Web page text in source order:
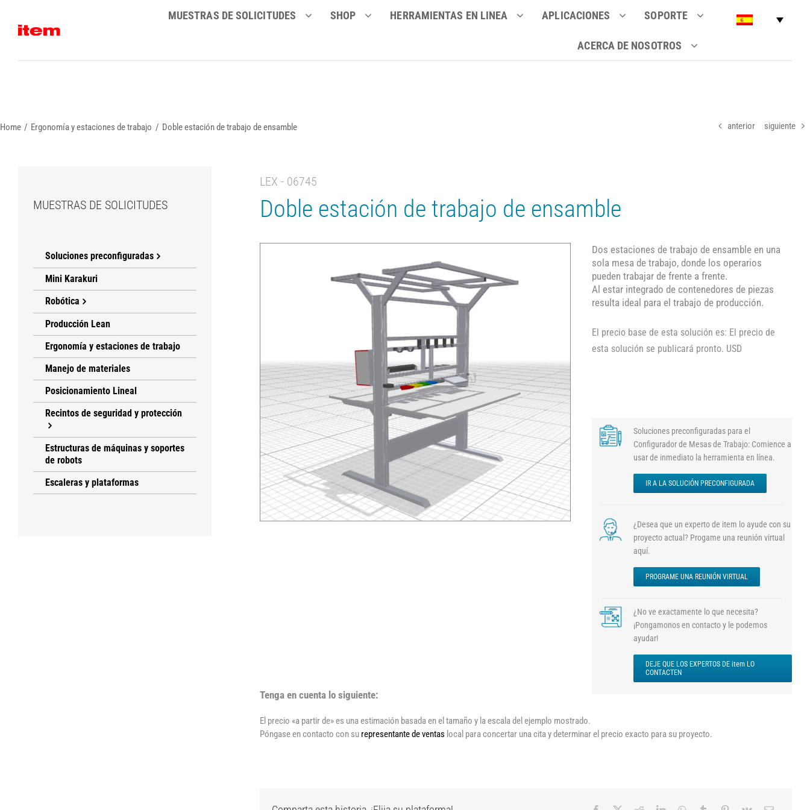
content
MUESTRAS DE SOLICITUDES SHOP HERRAMIENTAS EN LINEA APLICACIONES SOPORTE
ACERCA DE NOSOTROS
Home Ergonomía y estaciones de trabajo Doble estación de trabajo de ensamble anterior siguiente
LEX - 06745
Doble estación de trabajo de ensamble
Dos estaciones de trabajo de ensamble en una
sola mesa de trabajo, donde los operarios
pueden trabajar de frente a frente.
Al estar integrado de contenedores de piezas
resulta ideal para el trabajo de producción.
El precio base de esta solución es: El precio de
esta solución se publicará pronto. USD
Soluciones preconfiguradas para el
Configurador de Mesas de Trabajo: Comience a
usar de inmediato la herramienta en línea.
IR A LA SOLUCIÓN PRECONFIGURADA
¿Desea que un experto de item lo ayude con su
proyecto actual? Progame una reunión virtual
aquí.
PROGRAME UNA REUNIÓN VIRTUAL
¿No ve exactamente lo que necesita?
¡Pongamonos en contacto y le podemos
ayudar!
DEJE QUE LOS EXPERTOS DE item LO
CONTACTEN
Tenga en cuenta lo siguiente:
El precio «a partir de» es una estimación basada en el tamaño y la escala del ejemplo mostrado.
Póngase en contacto con su representante de ventas local para concertar una cita y determinar el precio exacto para su proyecto.
MUESTRAS DE SOLICITUDES
Soluciones preconfiguradas
Mini Karakuri
Robótica
Producción Lean
Ergonomía y estaciones de trabajo
Manejo de materiales
Posicionamiento Lineal
Recintos de seguridad y protección
Estructuras de máquinas y soportes
de robots
Escaleras y plataformas